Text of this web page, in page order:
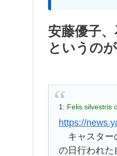
安藤優子
というの
1: Felis silvestris
https://
キャスター
の日行われた